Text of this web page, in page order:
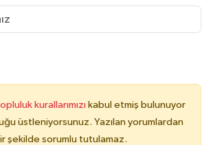
kurallarımızı kabul etmiş bulunuyor
üstleniyorsunuz. Yazılan yorumlardan
şekilde sorumlu tutulamaz.